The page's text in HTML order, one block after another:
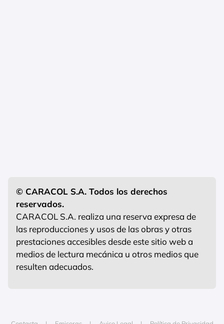
© CARACOL S.A. Todos los derechos
reservados.
CARACOL S.A. realiza una reserva expresa de
las reproducciones y usos de las obras y otras
prestaciones accesibles desde este sitio web a
medios de lectura mecánica u otros medios que
resulten adecuados.